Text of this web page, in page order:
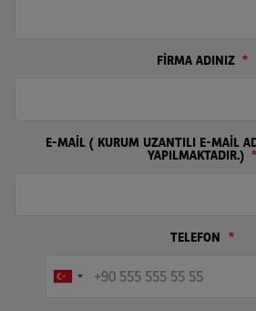
FİRMA ADINIZ
E-MAİL ( KURUM UZANTILI E-MAİL
YAPILMAKTADIR.)
TELEFON